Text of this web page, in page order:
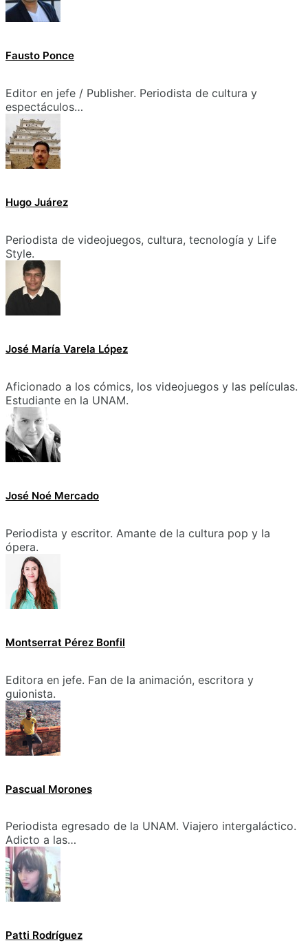
Fausto Ponce
Editor en jefe / Publisher. Periodista de cultura y
espectáculos…
Hugo Juárez
Periodista de videojuegos, cultura, tecnología y Life
Style.
José María Varela López
Aficionado a los cómics, los videojuegos y las películas.
Estudiante en la UNAM.
José Noé Mercado
Periodista y escritor. Amante de la cultura pop y la
ópera.
Montserrat Pérez Bonfil
Editora en jefe. Fan de la animación, escritora y
guionista.
Pascual Morones
Periodista egresado de la UNAM. Viajero intergaláctico.
Adicto a las…
Patti Rodríguez